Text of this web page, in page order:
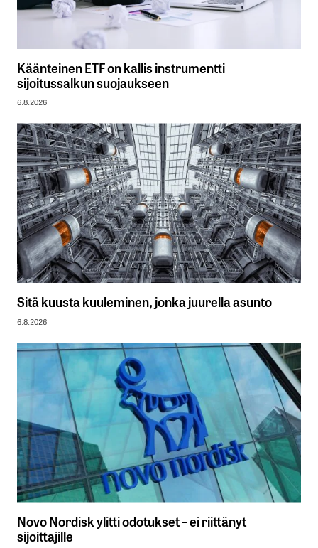
Käänteinen ETF on kallis instrumentti
sijoitussalkun suojaukseen
6.8.2026
Sitä kuusta kuuleminen, jonka juurella asunto
6.8.2026
Novo Nordisk ylitti odotukset – ei riittänyt
sijoittajille